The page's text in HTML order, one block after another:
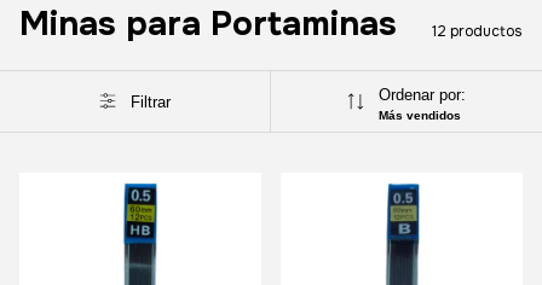
Minas para Portaminas 12 productos
Filtrar Ordenar por:
Más vendidos